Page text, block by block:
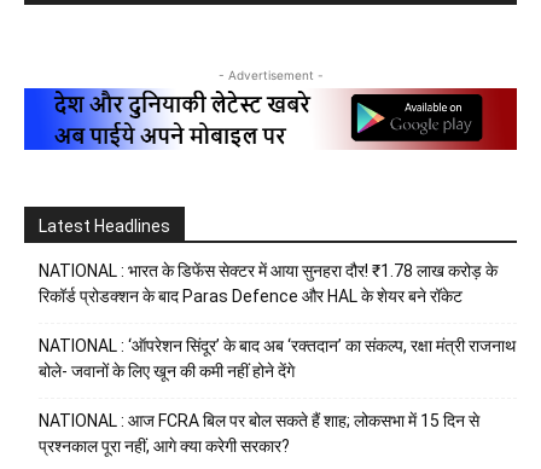
- Advertisement -
Latest Headlines
NATIONAL : भारत के डिफेंस सेक्टर में आया सुनहरा दौर! ₹1.78 लाख करोड़ के
रिकॉर्ड प्रोडक्शन के बाद Paras Defence और HAL के शेयर बने रॉकेट
NATIONAL : ‘ऑपरेशन सिंदूर’ के बाद अब ‘रक्तदान’ का संकल्प, रक्षा मंत्री राजनाथ
बोले- जवानों के लिए खून की कमी नहीं होने देंगे
NATIONAL : आज FCRA बिल पर बोल सकते हैं शाह; लोकसभा में 15 दिन से
प्रश्नकाल पूरा नहीं, आगे क्या करेगी सरकार?